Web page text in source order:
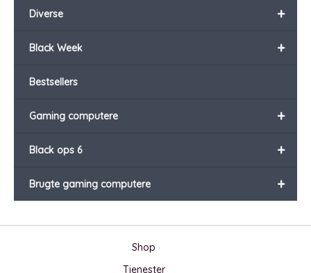
+
Diverse
+
Black Week
Bestsellers
+
Gaming computere
+
Black ops 6
+
Brugte gaming computere
Shop
Tjenester